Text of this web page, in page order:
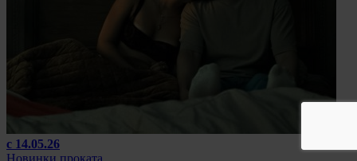
с 14.05.26
Новинки проката